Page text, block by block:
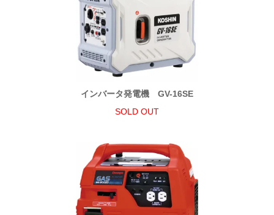
インバータ発電機 GV-16SE
SOLD OUT